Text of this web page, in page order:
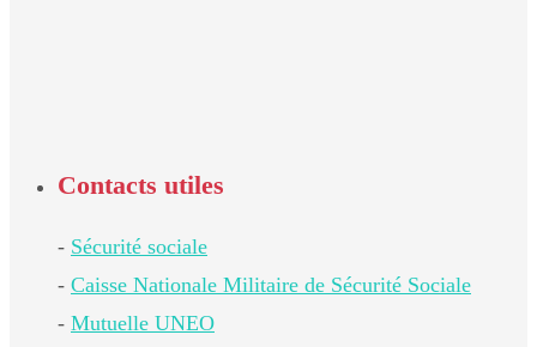
Contacts utiles
- Sécurité sociale
- Caisse Nationale Militaire de Sécurité Sociale
- Mutuelle UNEO